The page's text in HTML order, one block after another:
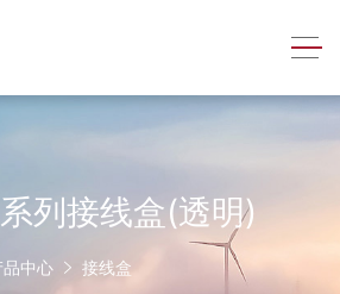
列接线盒(透明)
品中心 接线盒